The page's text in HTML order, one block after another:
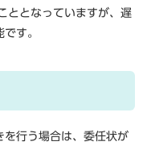
ととなっていますが、遅
す。
行う場合は、委任状が